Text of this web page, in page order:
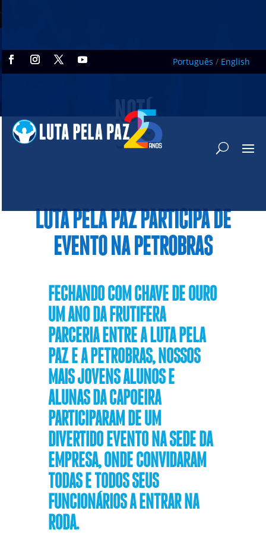
Português / English
NOTÍ
CIAS
LUTA PELA PAZ PARTICIPA DE
EVENTO NA PETROBRAS
FECHANDO COM CHAVE DE OURO
UM ANO DA FRUTÍFERA
PARCERIA ENTRE A LUTA PELA
PAZ E A PETROBRAS, NOSSOS
MAIS JOVENS ALUNOS E
ALUNAS DA CAPOEIRA
PARTICIPARAM DE UM
DIVERTIDO EVENTO NA SEDE DA
EMPRESA, ONDE CONVIDARAM
TODAS E TODOS SEUS
FUNCIONÁRIOS A ENTRAR NA
RODA.